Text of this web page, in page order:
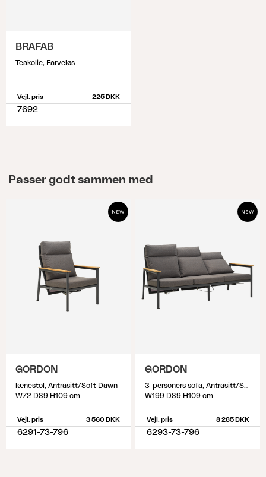
BRAFAB
Teakolie, Farveløs
Vejl. pris 225 DKK
7692
Passer godt sammen med
GORDON
lænestol, Antrasitt/Soft Dawn
W72 D89 H109 cm
Vejl. pris 3 560 DKK
6291-73-796
GORDON
3-personers sofa, Antrasitt/Soft Dawn
W199 D89 H109 cm
Vejl. pris 8 285 DKK
6293-73-796